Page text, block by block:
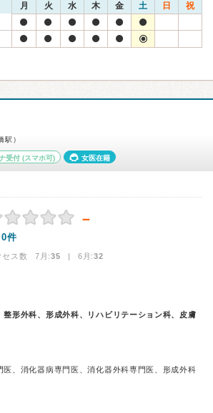
月 火 水 木 金 土 日 祝
駅）
受付(スマホ可) 女医在籍
－
0件
セス数 7月:35 | 6月:32
整形外科、形成外科、リハビリテーション科、皮膚
医、消化器病専門医、消化器外科専門医、形成外科